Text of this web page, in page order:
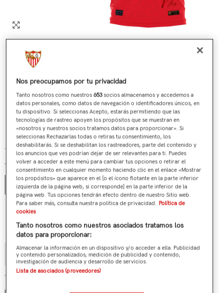
Nº 453 / 705 Última Camiseta Jesús Navas Roja
Precio regular
€199,00 Precio de venta
€119,90
Talla:S
S
¿Tienes alguna duda?
Cantidad:
Total parcial: €119,90
Nos preocupamos por tu privacidad
Tanto nosotros como nuestros653socios almacenamos y accedemos a
datos personales, como datos de navegación o identificadores únicos, en
tu dispositivo. Si seleccionas Acepto, estarás permitiendo que las
tecnologías de rastreo apoyen los propósitos que se muestran en
«nosotros y nuestros socios tratamos datos para proporcionar». Si
seleccionas Rechazarlas todas o retiras tu consentimiento, los
deshabilitarás. Si se deshabilitan los rastreadores, parte del contenido y
los anuncios que ves podrían dejar de ser relevantes para ti. Puedes
volver a acceder a este menú para cambiar tus opciones o retirar el
consentimiento en cualquier momento haciendo clic en el enlace «Mostrar
los propósitos» que aparece en el [o el ícono flotante en la parte inferior
izquierda de la página web, si corresponde] en la parte inferior de la
página web. Tus opciones tendrán efecto dentro de nuestro Sitio web.
Para saber más, consulta nuestra política de privacidad. Política de
cookies
Tanto nosotros como nuestros asociados tratamos los
datos para proporcionar:
Almacenar la información en un dispositivo y/o acceder a ella. Publicidad
y contenido personalizados, medición de publicidad y contenido,
investigación de audiencia y desarrollo de servicios.
Lista de asociados (proveedores)